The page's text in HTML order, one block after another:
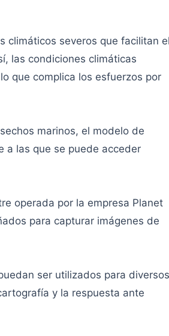
climáticos severos que facilitan
las condiciones climáticas
que complica los esfuerzos por
marinos, el modelo de
a las que se puede acceder
operada por la empresa Planet
para capturar imágenes de
ser utilizados para diversos
y la respuesta ante